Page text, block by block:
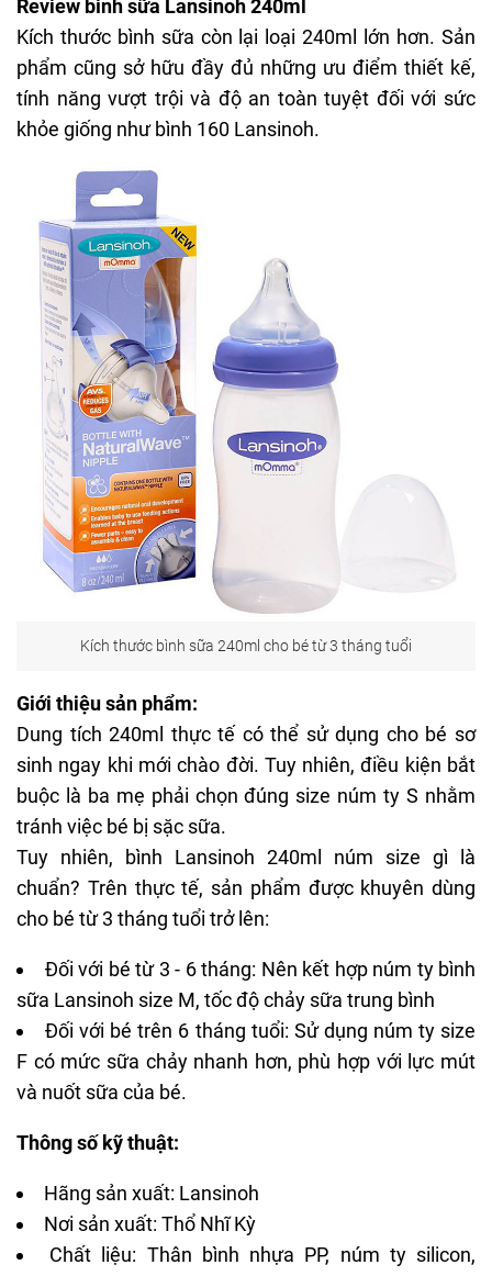
Review bình sữa Lansinoh 240ml
Kích thước bình sữa còn lại loại 240ml lớn hơn. Sản
phẩm cũng sở hữu đầy đủ những ưu điểm thiết kế,
tính năng vượt trội và độ an toàn tuyệt đối với sức
khỏe giống như bình 160 Lansinoh.
Kích thước bình sữa 240ml cho bé từ 3 tháng tuổi
Giới thiệu sản phẩm:
Dung tích 240ml thực tế có thể sử dụng cho bé sơ
sinh ngay khi mới chào đời. Tuy nhiên, điều kiện bắt
buộc là ba mẹ phải chọn đúng size núm ty S nhằm
tránh việc bé bị sặc sữa.
Tuy nhiên, bình Lansinoh 240ml núm size gì là
chuẩn? Trên thực tế, sản phẩm được khuyên dùng
cho bé từ 3 tháng tuổi trở lên:
Đối với bé từ 3 - 6 tháng: Nên kết hợp núm ty bình
sữa Lansinoh size M, tốc độ chảy sữa trung bình
Đối với bé trên 6 tháng tuổi: Sử dụng núm ty size
F có mức sữa chảy nhanh hơn, phù hợp với lực mút
và nuốt sữa của bé.
Thông số kỹ thuật:
Hãng sản xuất: Lansinoh
Nơi sản xuất: Thổ Nhĩ Kỳ
Chất liệu: Thân bình nhựa PP, núm ty silicon,